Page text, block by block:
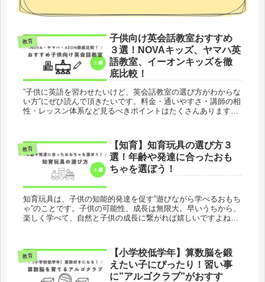
教育
子供向け英会話教室おすすめ
３選！NOVAキッズ、ヤマハ英
語教室、イーオンキッズを徹
底比較！
”子供に英語を習わせたいけど、英会話教室の選び方がわからな
い方”にぜひ読んで頂きたいです。料金・通いやすさ・講師の相
性・レッスン体系など見るべきポイントはたくさんあります。
グは三兄弟・双子ママの”親も子も成長する”育児ブログです。
教育
【知育】知育玩具の選び方３
選！年齢や発達に合ったおも
ちゃを選ぼう！
知育玩具は、子供の知能的発達を促す”遊びながら学べるおもち
ゃ”のことです。子供の可能性、成長は無限大。早いうちから、
楽しく学べて、自然と子供の成長に繋がれば嬉しいですよね。
育、育児の悩み、時短家事など育児家事のおすすめ情報を発信
しています。
教育
【小学校低学年】算数脳を鍛
えたい子にぴったり！習い事
に”アルゴクラブ”がおすす